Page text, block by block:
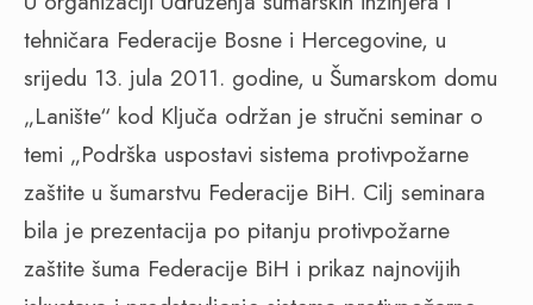
tehničara Federacije Bosne i Hercegovine, u
srijedu 13. jula 2011. godine, u Šumarskom domu
„Lanište“ kod Ključa održan je stručni seminar o
temi „Podrška uspostavi sistema protivpožarne
zaštite u šumarstvu Federacije BiH. Cilj seminara
bila je prezentacija po pitanju protivpožarne
zaštite šuma Federacije BiH i prikaz najnovijih